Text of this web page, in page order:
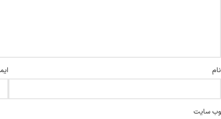
نام
وب‌ سایت